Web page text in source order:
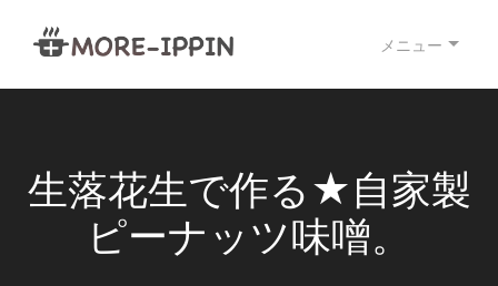
メニュー
生落花生で作る★自家製
ピーナッツ味噌。